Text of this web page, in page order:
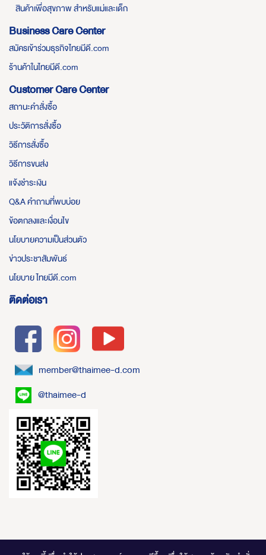
สินค้าเพื่อสุขภาพ สำหรับแม่และเด็ก
Business Care Center
สมัครเข้าร่วมธุรกิจไทยมีดี.com
ร้านค้าในไทยมีดี.com
Customer Care Center
สถานะคำสั่งซื้อ
ประวัติการสั่งซื้อ
วิธีการสั่งซื้อ
วิธีการขนส่ง
แจ้งชำระเงิน
Q&A คำถามที่พบบ่อย
ข้อตกลงและเงื่อนไข
นโยบายความเป็นส่วนตัว
ข่าวประชาสัมพันธ์
นโยบาย ไทยมีดี.com
ติดต่อเรา
member@thaimee-d.com
@thaimee-d